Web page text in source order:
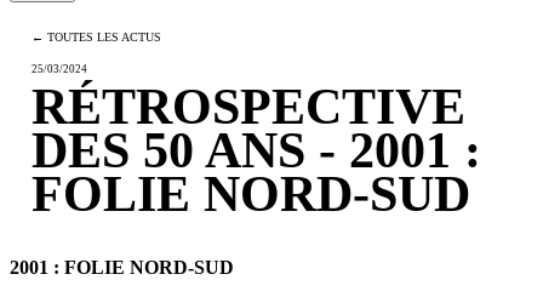
← TOUTES LES ACTUS
25/03/2024
RÉTROSPECTIVE
DES 50 ANS - 2001 :
FOLIE NORD-SUD
2001 : FOLIE NORD-SUD